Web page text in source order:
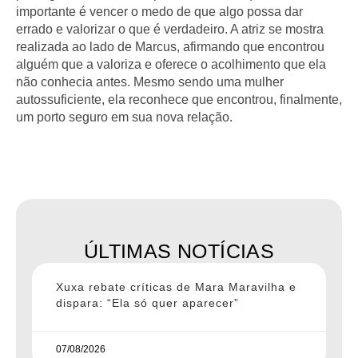
importante é vencer o medo de que algo possa dar
errado e valorizar o que é verdadeiro. A atriz se mostra
realizada ao lado de Marcus, afirmando que encontrou
alguém que a valoriza e oferece o acolhimento que ela
não conhecia antes. Mesmo sendo uma mulher
autossuficiente, ela reconhece que encontrou, finalmente,
um porto seguro em sua nova relação.
ÚLTIMAS NOTÍCIAS
Xuxa rebate críticas de Mara Maravilha e
dispara: “Ela só quer aparecer”
07/08/2026